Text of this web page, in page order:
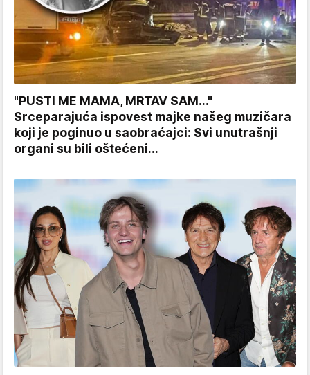
"PUSTI ME MAMA, MRTAV SAM..."
Srceparajuća ispovest majke našeg muzičara
koji je poginuo u saobraćajci: Svi unutrašnji
organi su bili oštećeni...